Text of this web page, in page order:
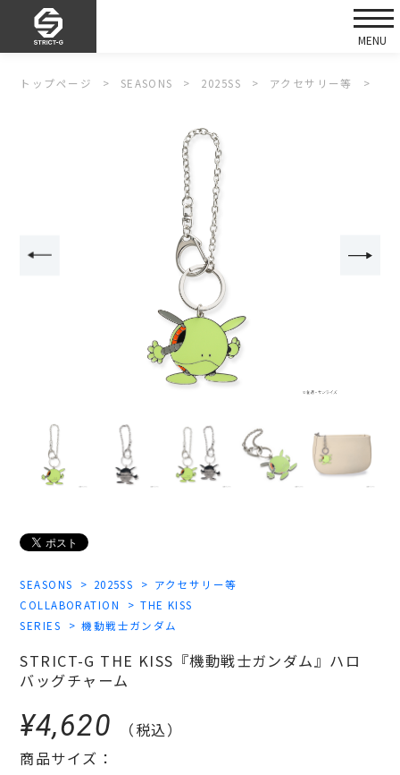
トップページ SEASONS 2025SS アクセサリー等
SEASONS 2025SS
アクセサリー等
COLLABORATION
THE KISS
SERIES
機動戦士ガンダム
STRICT-G THE KISS『機動戦士ガンダム』ハロ
バッグチャーム
¥4,620
（税込）
商品サイズ：